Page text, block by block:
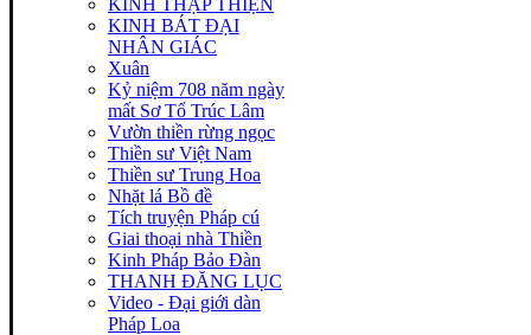
KINH THẬP THIỆN
KINH BÁT ĐẠI
NHÂN GIÁC
Xuân
Kỷ niệm 708 năm ngày
mất Sơ Tổ Trúc Lâm
Vườn thiền rừng ngọc
Thiền sư Việt Nam
Thiền sư Trung Hoa
Nhặt lá Bồ đề
Tích truyện Pháp cú
Giai thoại nhà Thiền
Kinh Pháp Bảo Đàn
THANH ĐĂNG LỤC
Video - Đại giới dàn
Pháp Loa